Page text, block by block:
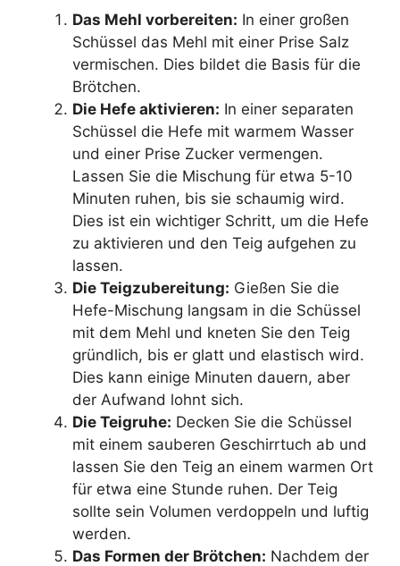
Das Mehl vorbereiten: In einer großen
Schüssel das Mehl mit einer Prise Salz
vermischen. Dies bildet die Basis für die
Brötchen.
Die Hefe aktivieren: In einer separaten
Schüssel die Hefe mit warmem Wasser
und einer Prise Zucker vermengen.
Lassen Sie die Mischung für etwa 5-10
Minuten ruhen, bis sie schaumig wird.
Dies ist ein wichtiger Schritt, um die Hefe
zu aktivieren und den Teig aufgehen zu
lassen.
Die Teigzubereitung: Gießen Sie die
Hefe-Mischung langsam in die Schüssel
mit dem Mehl und kneten Sie den Teig
gründlich, bis er glatt und elastisch wird.
Dies kann einige Minuten dauern, aber
der Aufwand lohnt sich.
Die Teigruhe: Decken Sie die Schüssel
mit einem sauberen Geschirrtuch ab und
lassen Sie den Teig an einem warmen Ort
für etwa eine Stunde ruhen. Der Teig
sollte sein Volumen verdoppeln und luftig
werden.
Das Formen der Brötchen: Nachdem der